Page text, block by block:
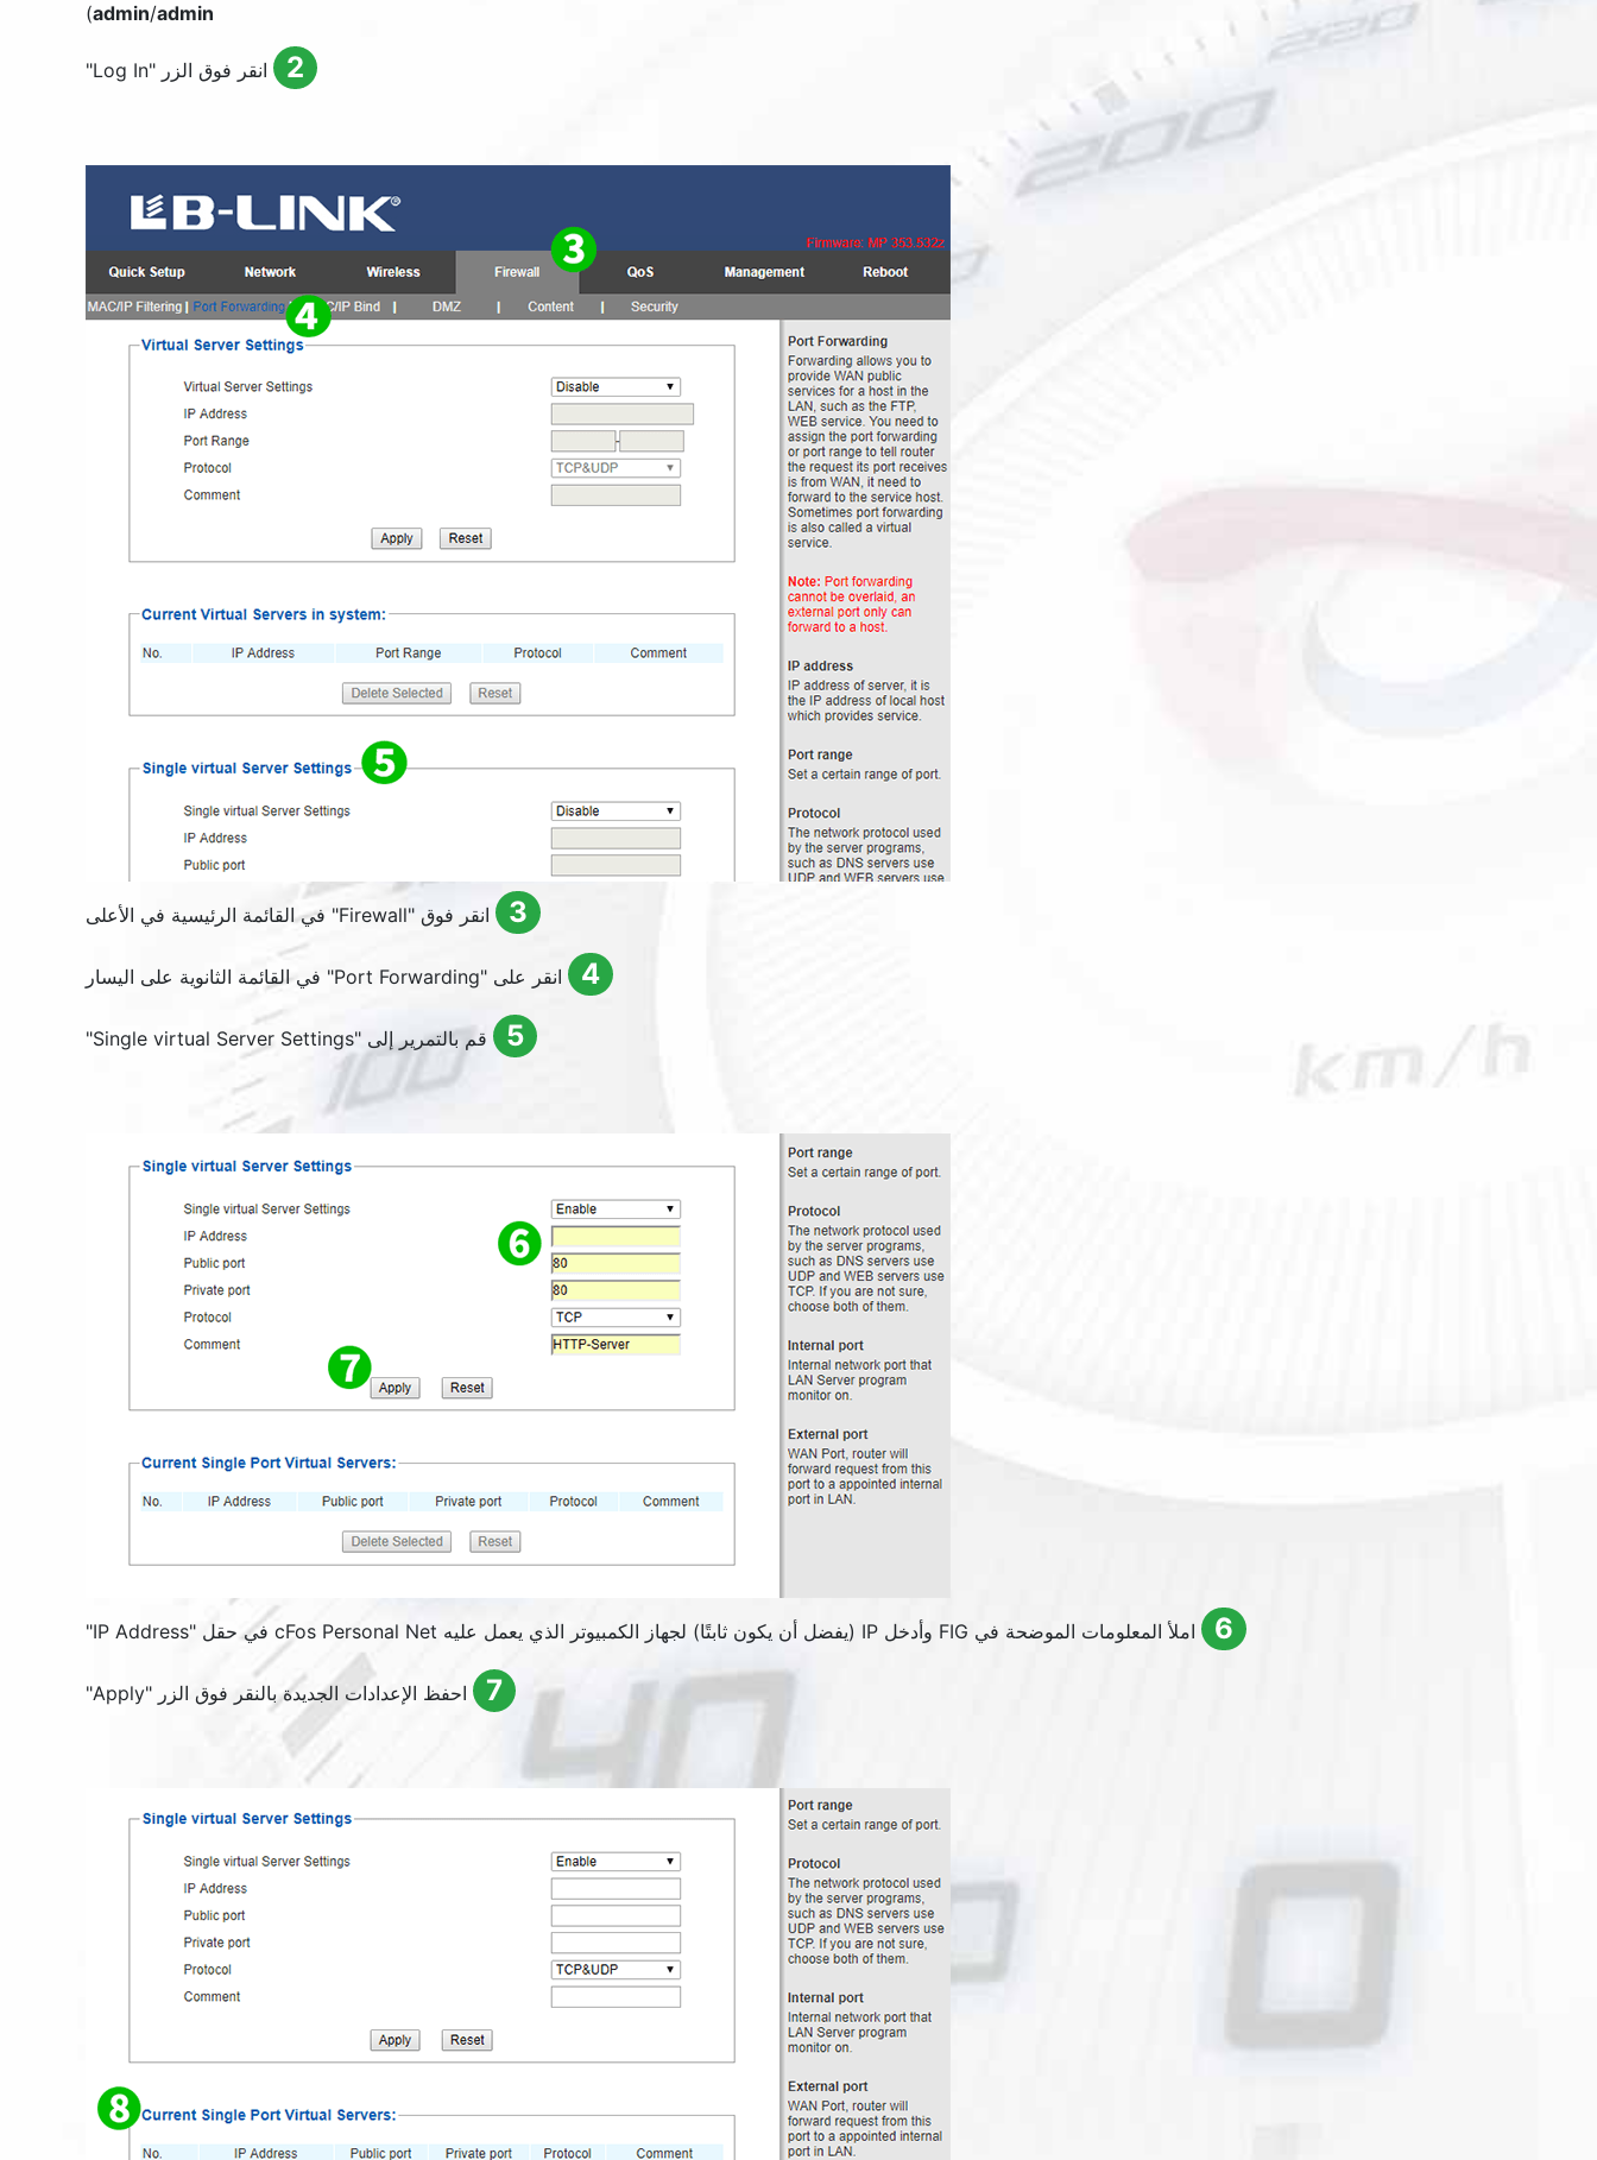
admin/admin
)
2 انقر فوق الزر "Log In
"
3 انقر فوق "Firewall" في القائمة الرئيسية في الأعلى
4 انقر على "Port Forwarding" في القائمة الثانوية على اليسار
5 قم بالتمرير إلى "Single virtual Server Settings
"
6 املأ المعلومات الموضحة في FIG وأدخل IP (يفضل أن يكون ثابتًا) لجهاز الكمبيوتر الذي يعمل عليه cFos Personal Net في حقل " IP Address
"
7 احفظ الإعدادات الجديدة بالنقر فوق الزر "Apply
"